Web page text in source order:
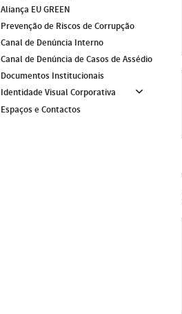
Aliança EU GREEN
Prevenção de Riscos de Corrupção
Canal de Denúncia Interno
Canal de Denúncia de Casos de Assédio
Documentos Institucionais
Identidade Visual Corporativa
Espaços e Contactos